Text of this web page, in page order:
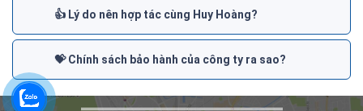
👍 Lý do nên hợp tác cùng Huy Hoàng?
💝 Chính sách bảo hành của công ty ra sao?